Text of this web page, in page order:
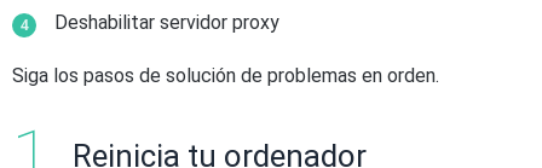
Deshabilitar servidor proxy
Siga los pasos de solución de problemas en orden.
Reinicia tu ordenador